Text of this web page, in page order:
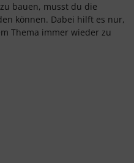
bauen, musst du die
können. Dabei hilft es nur,
Thema immer wieder zu